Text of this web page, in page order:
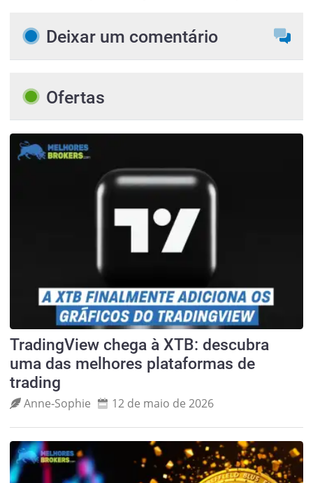
Deixar um comentário
Ofertas
TradingView chega à XTB: descubra
uma das melhores plataformas de
trading
Anne‑Sophie 12 de maio de 2026